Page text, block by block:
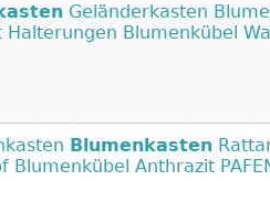
Geländerkasten
Halterungen Blumenkübel
Blumenkasten
Blumenkübel Anthrazit